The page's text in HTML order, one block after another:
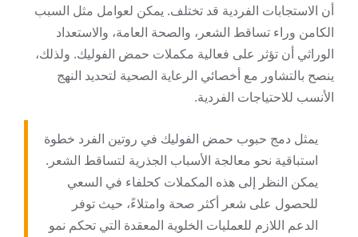
أن الاستجابات الفردية قد تختلف. يمكن لعوامل مثل السبب
الكامن وراء تساقط الشعر، والصحة العامة، والاستعداد
الوراثي أن تؤثر على فعالية مكملات حمض الفوليك. ولذلك،
ينصح بالتشاور مع أخصائي الرعاية الصحية لتحديد النهج
الأنسب للاحتياجات الفردية.
يمثل دمج حبوب حمض الفوليك في روتين الفرد خطوة
استباقية نحو معالجة الأسباب الجذرية لتساقط الشعر.
يمكن النظر إلى هذه المكملات كحلفاء في السعي
للحصول على شعر أكثر صحة وامتلاءً، حيث توفر
الدعم اللازم للعمليات الخلوية المعقدة التي تحكم نمو